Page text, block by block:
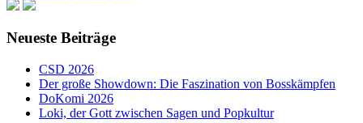
Neueste Beiträge
CSD 2026
Der große Showdown: Die Faszination von Bosskämpfen
DoKomi 2026
Loki, der Gott zwischen Sagen und Popkultur